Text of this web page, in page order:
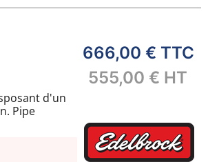
d'un
Pipe
666,00 € TTC
555,00 € HT